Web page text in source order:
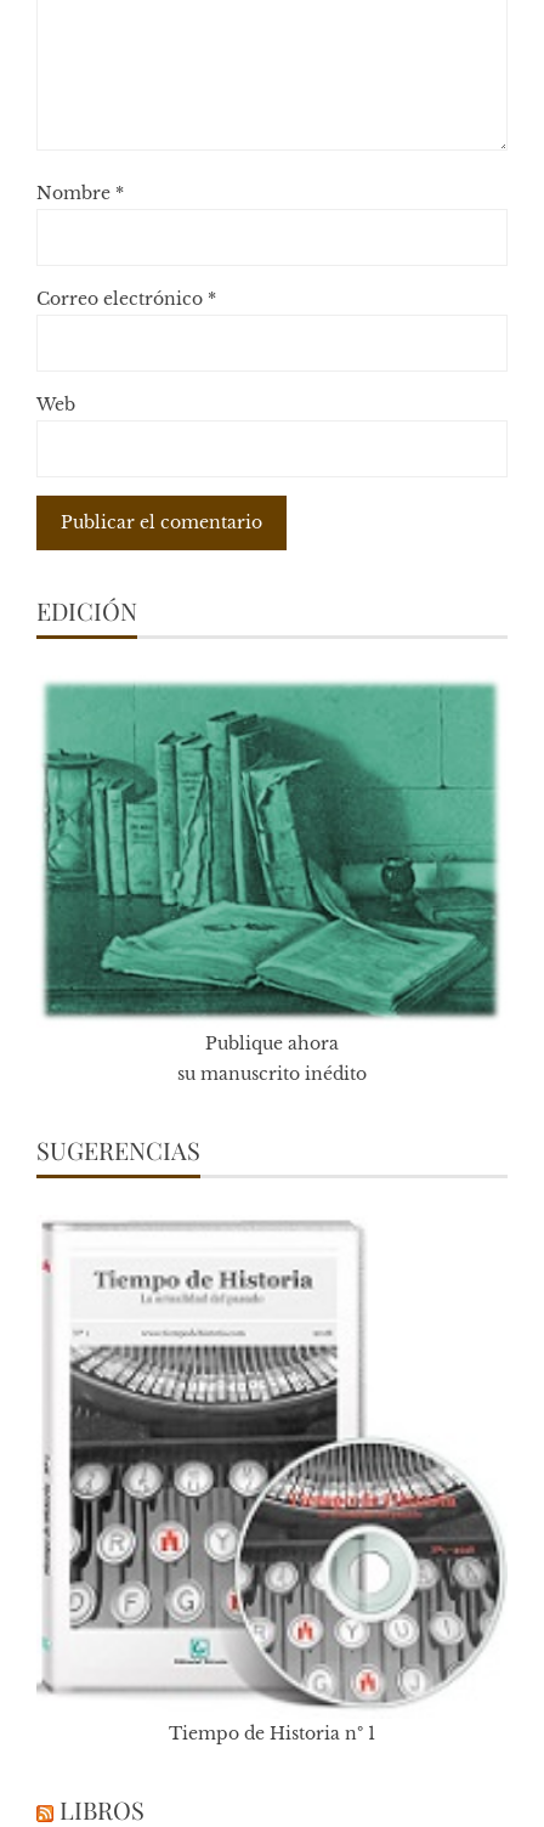
Nombre *
Correo electrónico *
Web
EDICIÓN
Publique ahora
su manuscrito inédito
SUGERENCIAS
Tiempo de Historia nº 1
LIBROS